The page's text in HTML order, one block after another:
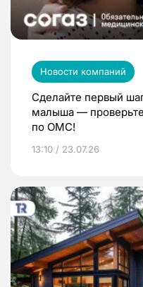
Новости компаний
Сделайте первый
малыша —
по ОМС!
13:10 / 23.07.26